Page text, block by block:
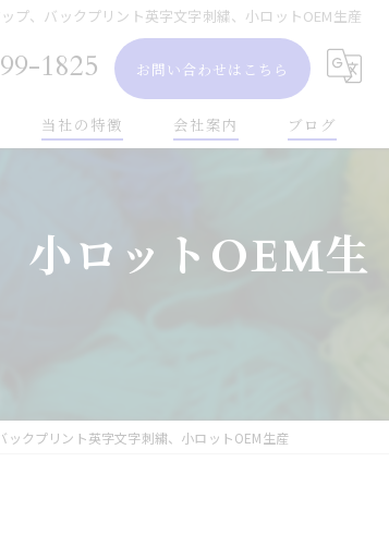
プ、バックプリント英字文字刺繍、小ロットOEM生産
1825 お問い合わせはこちら
当社の特徴
ペット服
会社案内 ブログ
小ロットOEM生
ックプリント英字文字刺繍、小ロットOEM生産